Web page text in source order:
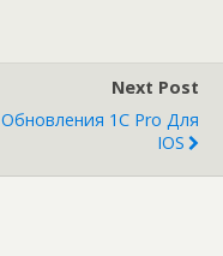
Next Post
Обновления 1С Pro Для
IOS